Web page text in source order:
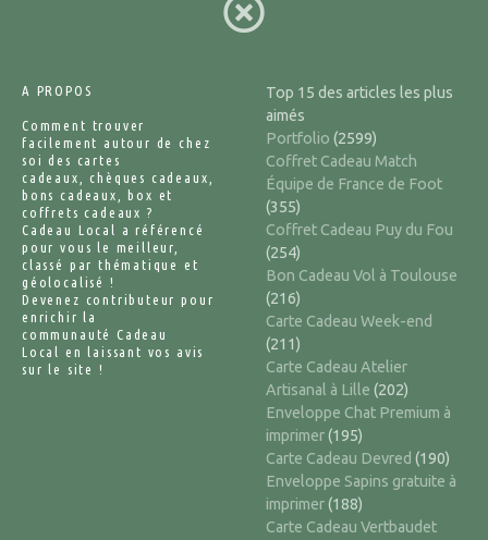
A PROPOS
Comment trouver
facilement autour de chez
soi des cartes
cadeaux, chèques cadeaux,
bons cadeaux, box et
coffrets cadeaux ?
Cadeau Local a référencé
pour vous le meilleur,
classé par thématique et
géolocalisé !
Devenez contributeur pour
enrichir la
communauté Cadeau
Local en laissant vos avis
sur le site !
Top 15 des articles les plus
aimés
Portfolio (2599)
Coffret Cadeau Match
Équipe de France de Foot
(355)
Coffret Cadeau Puy du Fou
(254)
Bon Cadeau Vol à Toulouse
(216)
Carte Cadeau Week-end
(211)
Carte Cadeau Atelier
Artisanal à Lille (202)
Enveloppe Chat Premium à
imprimer(195)
Carte Cadeau Devred (190)
Enveloppe Sapins gratuite à
imprimer(188)
Carte Cadeau Vertbaudet